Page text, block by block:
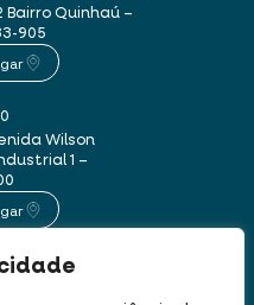
Bairro Quinhaú –
905
Wilson
1 –